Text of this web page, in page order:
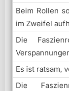
Beim Rollen
im Zweifel
Die
Es ist ratsam,
Die